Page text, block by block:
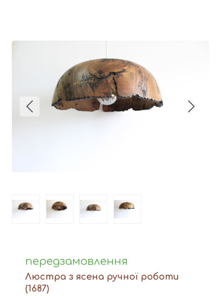
Фруктовниці
Вази
Фігури й статуетки
передзамовлення
Люстра з ясена ручної роботи
(1687)